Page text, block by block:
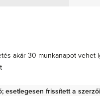
akár 30 munkanapot vehet
esetlegesen frissített a